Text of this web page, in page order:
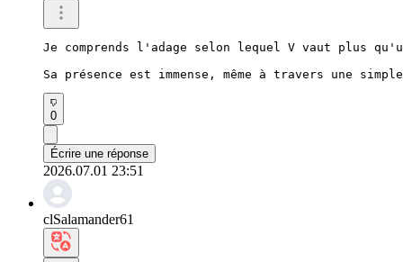
Je comprends l'adage selon lequel V vaut plus
Sa présence est immense, même à travers une
0
Écrire une réponse
2026.07.01 23:51
clSalamander61